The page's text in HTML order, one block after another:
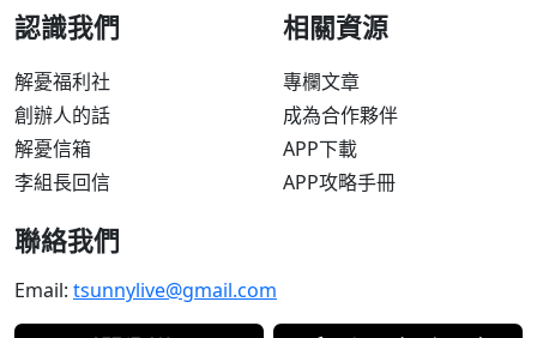
認識我們
解憂福利社
創辦人的話
解憂信箱
李組長回信
相關資源
專欄文章
成為合作夥伴
APP下載
APP攻略手冊
聯絡我們
Email: tsunnylive@gmail.com